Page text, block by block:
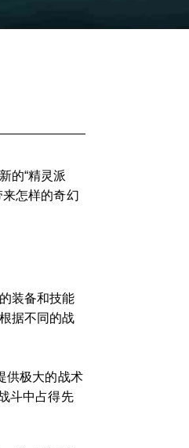
的“精灵派
怎样的奇幻
装备和技能
据不同的战
供极大的战术
斗中占得先